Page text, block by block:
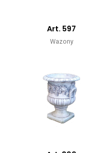
Art. 597
Wazony